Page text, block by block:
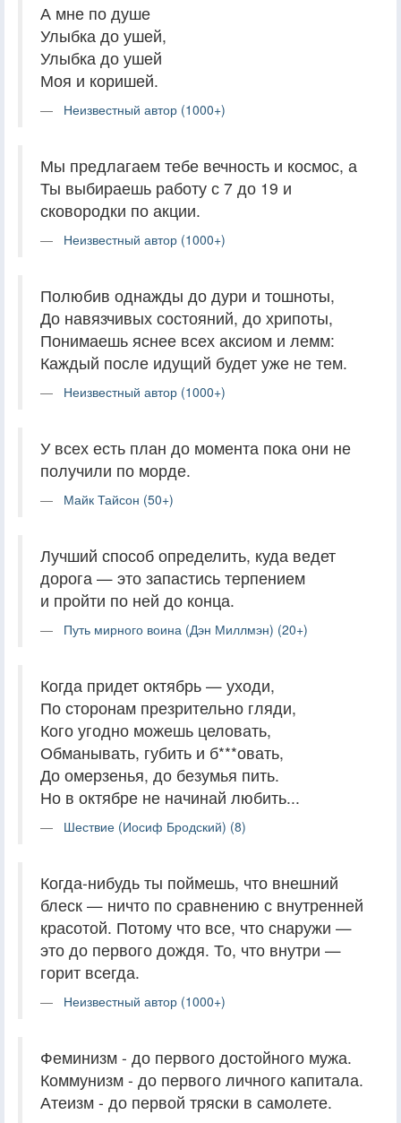
А мне по душе
Улыбка до ушей,
Улыбка до ушей
Моя и коришей.
Неизвестный автор (1000+)
Мы предлагаем тебе вечность и космос, а
Ты выбираешь работу с 7 до 19 и
сковородки по акции.
Неизвестный автор (1000+)
Полюбив однажды до дури и тошноты,
До навязчивых состояний, до хрипоты,
Понимаешь яснее всех аксиом и лемм:
Каждый после идущий будет уже не тем.
Неизвестный автор (1000+)
У всех есть план до момента пока они не
получили по морде.
Майк Тайсон (50+)
Лучший способ определить, куда ведет
дорога — это запастись терпением
и пройти по ней до конца.
Путь мирного воина (Дэн Миллмэн) (20+)
Когда придет октябрь — уходи,
По сторонам презрительно гляди,
Кого угодно можешь целовать,
Обманывать, губить и б***овать,
До омерзенья, до безумья пить.
Но в октябре не начинай любить...
Шествие (Иосиф Бродский) (8)
Когда-нибудь ты поймешь, что внешний
блеск — ничто по сравнению с внутренней
красотой. Потому что все, что снаружи —
это до первого дождя. То, что внутри —
горит всегда.
Неизвестный автор (1000+)
Феминизм - до первого достойного мужа.
Коммунизм - до первого личного капитала.
Атеизм - до первой тряски в самолете.